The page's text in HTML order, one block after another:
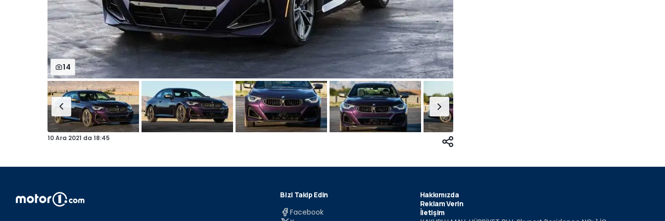
14
10 Ara 2021 da 18:45
Bizi Takip Edin
Facebook
Hakkımızda
Reklam Verin
İletişim